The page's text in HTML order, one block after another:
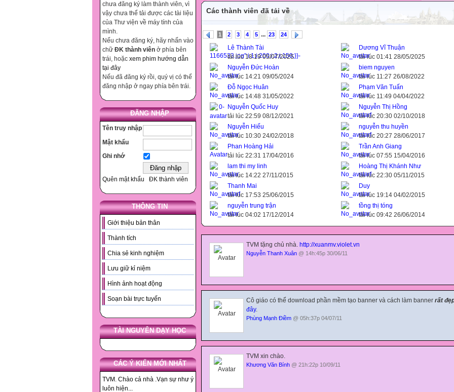
chưa đăng ký làm thành viên, vì
vậy chưa thể tải được các tài liệu
của Thư viện về máy tính của
mình.
Nếu chưa đăng ký, hãy nhấn vào
chữ ĐK thành viên ở phía bên
trái, hoặc xem phim hướng dẫn
tại đây
Nếu đã đăng ký rồi, quý vị có thể
đăng nhập ở ngay phía bên trái.
ĐĂNG NHẬP
Tên truy nhập
Mật khẩu
Ghi nhớ
Quên mật khẩu ĐK thành viên
THÔNG TIN
Giới thiệu bản thân
Thành tích
Chia sẻ kinh nghiệm
Lưu giữ kỉ niệm
Hình ảnh hoạt động
Soạn bài trực tuyến
TÀI NGUYÊN DẠY HỌC
CÁC Ý KIẾN MỚI NHẤT
TVM. Chào cả nhà .Vạn sự như ý
luôn hiện...
Các thành viên đã tải về
1 2 3 4 5 ... 23 24
Lê Thành Tài
tải lúc 18:19 05/07/2025
Dương Vĩ Thuận
tải lúc 01:41 28/05/2025
Nguyễn Đức Hoàn
tải lúc 14:21 09/05/2024
biem nguyen
tải lúc 11:27 26/08/2022
Đỗ Ngọc Huân
tải lúc 14:48 31/05/2022
Phạm Văn Tuấn
tải lúc 11:49 04/04/2022
Nguyễn Quốc Huy
tải lúc 22:59 08/12/2021
Nguyễn Thị Hồng
tải lúc 20:30 02/10/2018
Nguyễn Hiếu
tải lúc 10:30 24/02/2018
nguyễn thu huyền
tải lúc 20:27 28/06/2017
Phan Hoàng Hải
tải lúc 22:31 17/04/2016
Trần Anh Giang
tải lúc 07:55 15/04/2016
lam thi my linh
tải lúc 14:22 27/11/2015
Hoàng Thị Khánh Như
tải lúc 22:30 05/11/2015
Thanh Mai
tải lúc 17:53 25/06/2015
Duy
tải lúc 19:14 04/02/2015
nguyễn trung trận
tải lúc 04:02 17/12/2014
tồng thị tóng
tải lúc 09:42 26/06/2014
TVM tặng chủ nhà. http://xuanmv.violet.vn
Nguyễn Thanh Xuân @ 14h:45p 30/06/11
Cô giáo có thể download phần mềm tạo banner và cách làm banner rất
đây.
Phùng Mạnh Điềm @ 05h:37p 04/07/11
TVM xin chào.
Khương Văn Bính @ 21h:22p 10/09/11